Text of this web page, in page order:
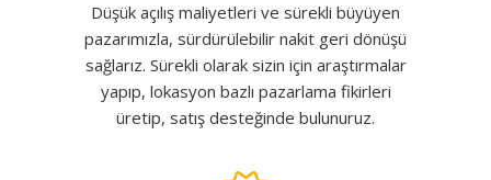
Düşük açılış maliyetleri ve sürekli büyüyen
pazarımızla, sürdürülebilir nakit geri dönüşü
sağlarız. Sürekli olarak sizin için araştırmalar
yapıp, lokasyon bazlı pazarlama fikirleri
üretip, satış desteğinde bulunuruz.